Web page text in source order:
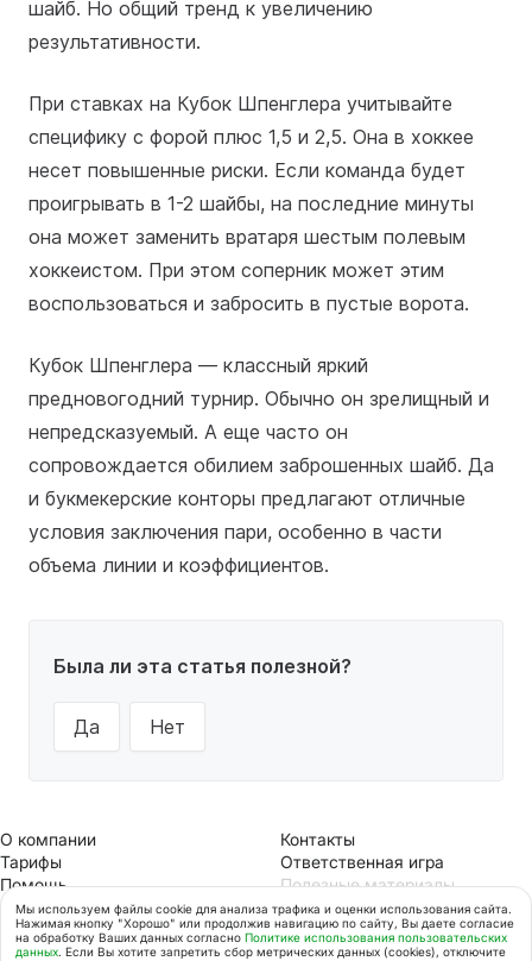
шайб. Но общий тренд к увеличению
результативности.
При ставках на Кубок Шпенглера учитывайте
специфику с форой плюс 1,5 и 2,5. Она в хоккее
несет повышенные риски. Если команда будет
проигрывать в 1-2 шайбы, на последние минуты
она может заменить вратаря шестым полевым
хоккеистом. При этом соперник может этим
воспользоваться и забросить в пустые ворота.
Кубок Шпенглера — классный яркий
предновогодний турнир. Обычно он зрелищный и
непредсказуемый. А еще часто он
сопровождается обилием заброшенных шайб. Да
и букмекерские конторы предлагают отличные
условия заключения пари, особенно в части
объема линии и коэффициентов.
Была ли эта статья полезной?
Да Нет
О компании
Тарифы
Помощь
Безопасность
Вакансии
Контакты
Ответственная игра
Полезные материалы
Акции
Мir Pay
ООО НКО «Мобильная карта»
Мы используем файлы cookie для анализа трафика и оценки использования сайта.
Нажимая кнопку "Хорошо" или продолжив навигацию по сайту, Вы даете согласие
на обработку Ваших данных согласно Политике использования пользовательских
данных. Если Вы хотите запретить сбор метрических данных (cookies), отключите